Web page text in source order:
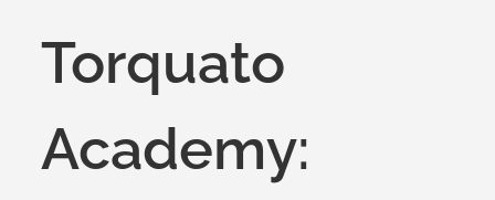
Torquato
Academy: